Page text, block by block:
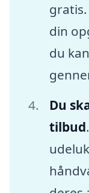
din
du
Du
tilbud